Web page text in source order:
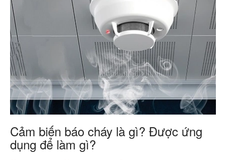
Cảm biến báo cháy là gì? Được ứng
dụng để làm gì?